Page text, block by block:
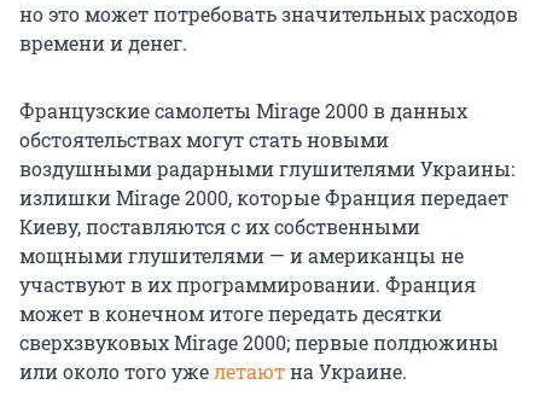
но это может потребовать значительных расходов
времени и денег.
Французские самолеты Mirage 2000 в данных
обстоятельствах могут стать новыми
воздушными радарными глушителями Украины:
излишкиMirage 2000, которые Франция передает
Киеву, поставляются с их собственными
мощными глушителями — и американцы не
участвуют в их программировании. Франция
может в конечном итоге передать десятки
сверхзвуковыхMirage 2000; первые полдюжины
или около того ужелетаютна Украине.